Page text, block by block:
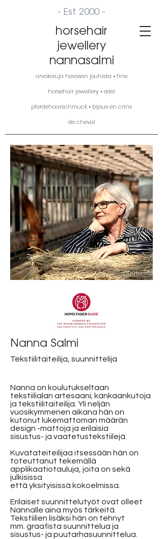
horsehair
jewellery
nannasalmi
arvokoruja hevosen jouhista • fine
horsehair jewellery • edel
pferdehaarschmuck • bijoux en crins
de cheval
- Est 2000 -
Nanna Salmi
Tekstiilitaiteilija, suunnittelija
Nanna on koulutukseltaan
tekstiilialan artesaani; kankaankutoja
ja tekstiilitaiteilija. Yli neljän
vuosikymmenen aikana hän on
kutonut lukemattoman määrän
design -mattoja ja erilaisia
sisustus- ja vaatetustekstiilejä.
Kuvatateiteilijaa itsessään hän on
toteuttanut tekemällä
applikaatiotauluja, joita on sekä
julkisissa
että yksityisissä kokoelmissa.
Erilaiset suunnittelutyöt ovat olleet
Nannalle aina myös tärkeitä.
Tekstiilien lisäksi hän on tehnyt
mm. graafista suunnittelua ja
sisustus- ja puutarhasuunnittelua.